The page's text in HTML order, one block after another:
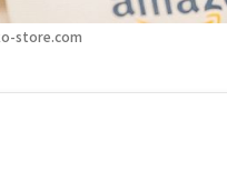
store.com